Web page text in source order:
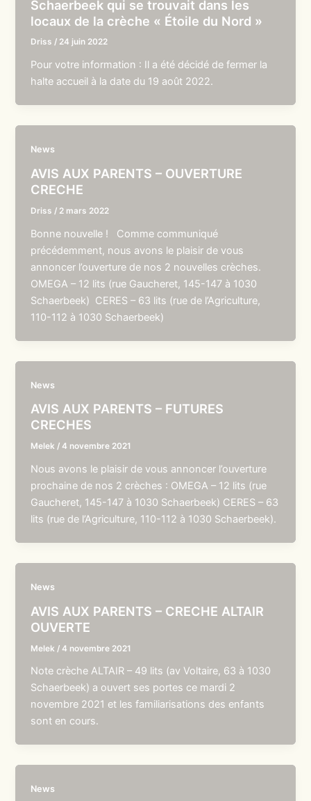
Schaerbeek qui se trouvait dans les
locaux de la crèche « Étoile du Nord »
Driss / 24 juin 2022
Pour votre information : Il a été décidé de fermer la
halte accueil à la date du 19 août 2022.
News
AVIS AUX PARENTS – OUVERTURE
CRECHE
Driss / 2 mars 2022
Bonne nouvelle ! Comme communiqué
précédemment, nous avons le plaisir de vous
annoncer l’ouverture de nos 2 nouvelles crèches.
OMEGA – 12 lits (rue Gaucheret, 145-147 à 1030
Schaerbeek) CERES – 63 lits (rue de l’Agriculture,
110-112 à 1030 Schaerbeek)
News
AVIS AUX PARENTS – FUTURES
CRECHES
Melek /4 novembre 2021
Nous avons le plaisir de vous annoncer l’ouverture
prochaine de nos 2 crèches : OMEGA – 12 lits (rue
Gaucheret, 145-147 à 1030 Schaerbeek) CERES – 63
lits (rue de l’Agriculture, 110-112 à 1030 Schaerbeek).
News
AVIS AUX PARENTS – CRECHE ALTAIR
OUVERTE
Melek /4 novembre 2021
Note crèche ALTAIR – 49 lits (av Voltaire, 63 à 1030
Schaerbeek) a ouvert ses portes ce mardi 2
novembre 2021 et les familiarisations des enfants
sont en cours.
News